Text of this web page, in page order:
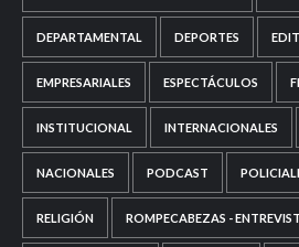
DEPARTAMENTAL DEPORTES
EMPRESARIALES ESPECTÁCULOS
INSTITUCIONAL INTERNACIONALES
NACIONALES PODCAST
RELIGIÓN ROMPECABEZAS -